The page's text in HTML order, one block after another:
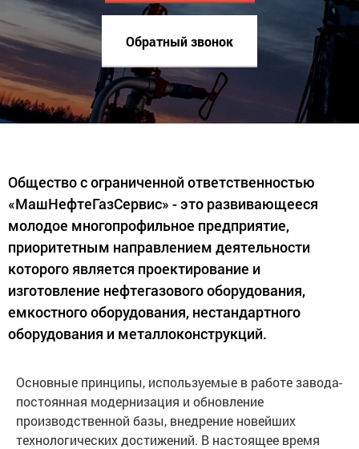
Обратный звонок
Общество с ограниченной ответственностью
«МашНефтеГазСервис» - это развивающееся
молодое многопрофильное предприятие,
приоритетным направлением деятельности
которого является проектирование и
изготовление нефтегазового оборудования,
емкостного оборудования, нестандартного
оборудования и металлоконструкций.
Основные принципы, используемые в работе завода-
постоянная модернизация и обновление
производственной базы, внедрение новейших
технологических достижений. В настоящее время